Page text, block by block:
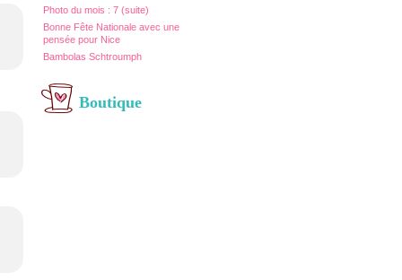
Photo du mois : 7 (suite)
Bonne Fête Nationale avec une
pensée pour Nice
Bambolas Schtroumph
Boutique